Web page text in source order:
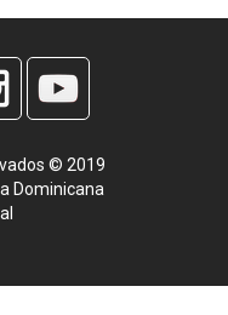
© 2019
Dominicana